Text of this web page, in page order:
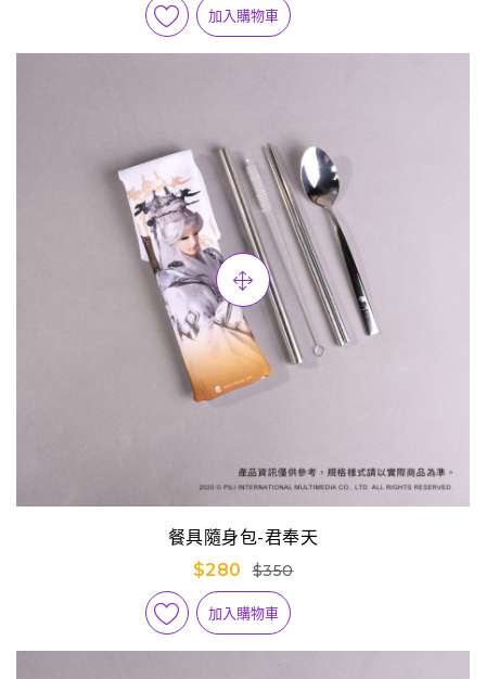
加入購物車
餐具隨身包-君奉天
$280
$350
加入購物車